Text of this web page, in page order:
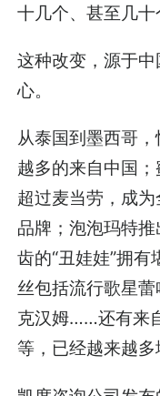
十几个、甚至几十
这种改变，源于中
心。
从泰国到墨西哥
越多的来自中国
超过麦当劳，成
品牌；泡泡玛特
齿的“丑娃娃”拥
丝包括流行歌星
克汉姆……还有来
等，已经越来越多